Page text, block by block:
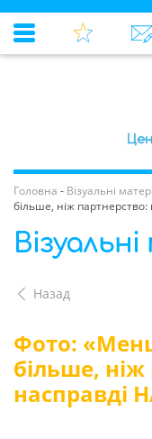
Головна - Візуальні
більше, ніж партнерство:
Назад
Фото:
більше,
насправді